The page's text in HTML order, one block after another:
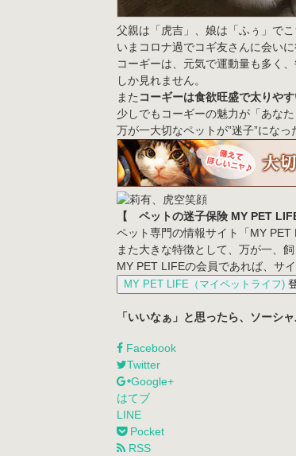
父親は「虎吉」、娘は「ふぅ」でこ
いまコロナ過でコギ友さんに会い
コーギーは、元気で運動量も多く
しか見れません。
また コーギーは食欲旺盛で太りや
少しでもコーギーの魅力が「あな
万が一大切なペットが”迷子”になっ
【 ペットの迷子保険 MY PET
ペット専門の情報サイト「MY PET
また大きな特徴として、万が一、
MY PET LIFEの会員であれば、サ
MY PET LIFE（マイペットライフ)
「いいなぁ」と思ったら、ソーシ
Facebook
Twitter
Google+
はてブ
LINE
Pocket
RSS